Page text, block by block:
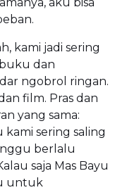
kami jadi sering
dan
ngobrol ringan.
film. Pras dan
yang sama:
sering saling
berlalu
saja Mas Bayu
untuk